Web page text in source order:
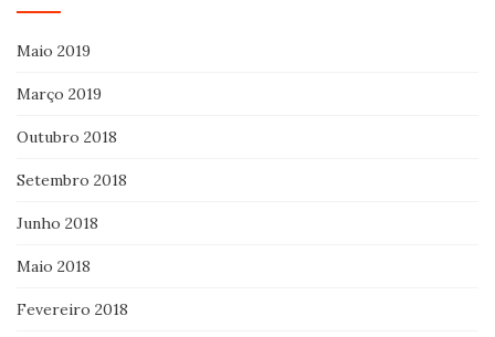
Maio 2019
Março 2019
Outubro 2018
Setembro 2018
Junho 2018
Maio 2018
Fevereiro 2018